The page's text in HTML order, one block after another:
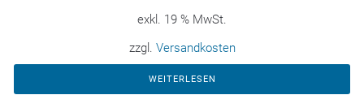
exkl. 19 % MwSt.
zzgl. Versandkosten
WEITERLESEN